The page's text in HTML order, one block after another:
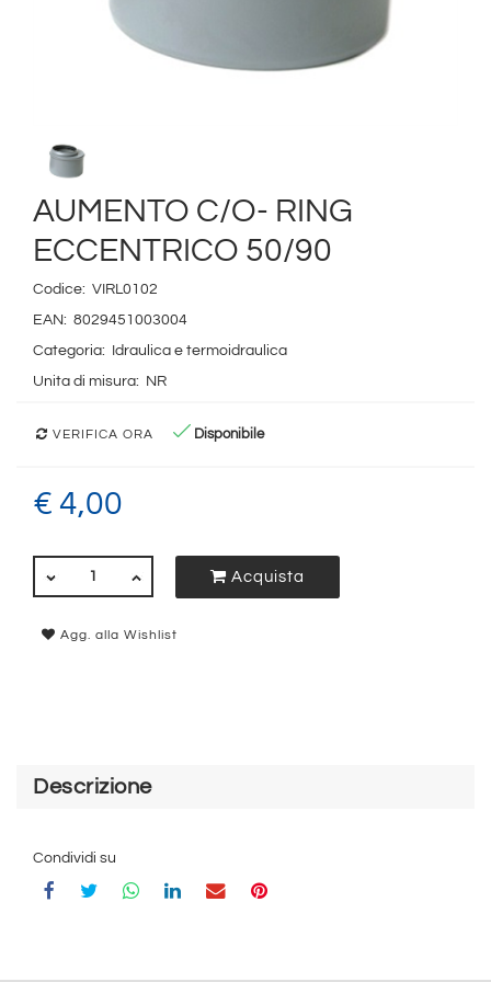
AUMENTO C/O- RING
ECCENTRICO 50/90
Codice: VIRL0102
EAN: 8029451003004
Categoria:
Idraulica e termoidraulica
Unita di misura:
NR
VERIFICA ORA Disponibile
€ 4,00
Acquista
Agg. alla Wishlist
Descrizione
Condividi su